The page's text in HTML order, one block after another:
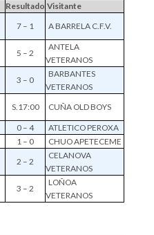
Resultado Visitante
7 – 1
A BARRELA C.F.V.
5 – 2
ANTELA
VETERANOS
3 – 0
BARBANTES
VETERANOS
S.17:00
CUÑA OLD BOYS
0 – 4
ATLETICO PEROXA
1 – 0
CHUO APETECEME
2 – 2
CELANOVA
VETERANOS
3 – 2
LOÑOA
VETERANOS